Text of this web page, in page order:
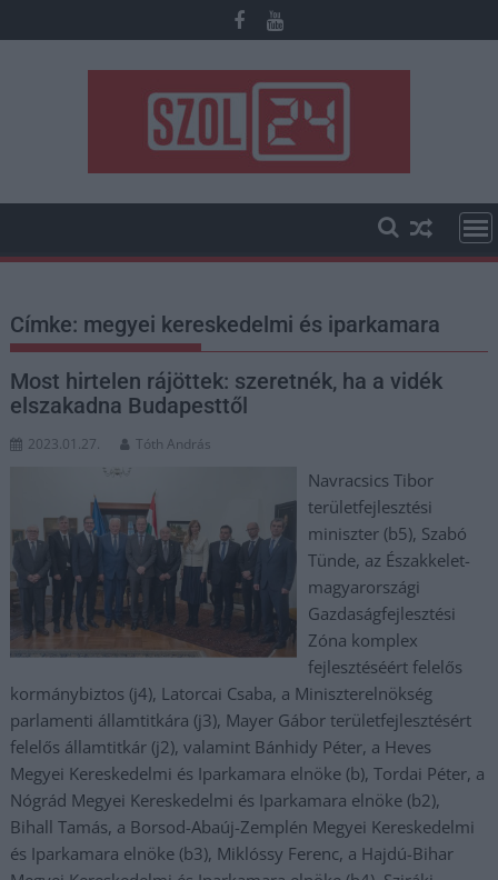
to
Címke: megyei kereskedelmi és iparkamara
Most hirtelen rájöttek: szeretnék, ha a vidék
elszakadna Budapesttől
2023.01.27. Tóth András
Navracsics Tibor
területfejlesztési
miniszter (b5), Szabó
Tünde, az Északkelet-
magyarországi
Gazdaságfejlesztési
Zóna komplex
fejlesztéséért felelős
kormánybiztos (j4), Latorcai Csaba, a Miniszterelnökség
parlamenti államtitkára (j3), Mayer Gábor területfejlesztésért
felelős államtitkár (j2), valamint Bánhidy Péter, a Heves
Megyei Kereskedelmi és Iparkamara elnöke (b), Tordai Péter, a
Nógrád Megyei Kereskedelmi és Iparkamara elnöke (b2),
Bihall Tamás, a Borsod-Abaúj-Zemplén Megyei Kereskedelmi
és Iparkamara elnöke (b3), Miklóssy Ferenc, a Hajdú-Bihar